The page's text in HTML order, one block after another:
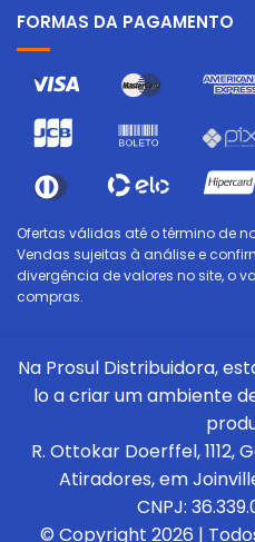
FORMAS DA PAGAMENTO
Ofertas válidas até o término de
Vendas sujeitas à análise e
divergência de valores no site, o
compras.
Na Prosul Distribuidora,
lo a criar um ambiente
R. Ottokar Doerffel, 1112,
Atiradores, em
CNPJ:
© Copyright 2026 |